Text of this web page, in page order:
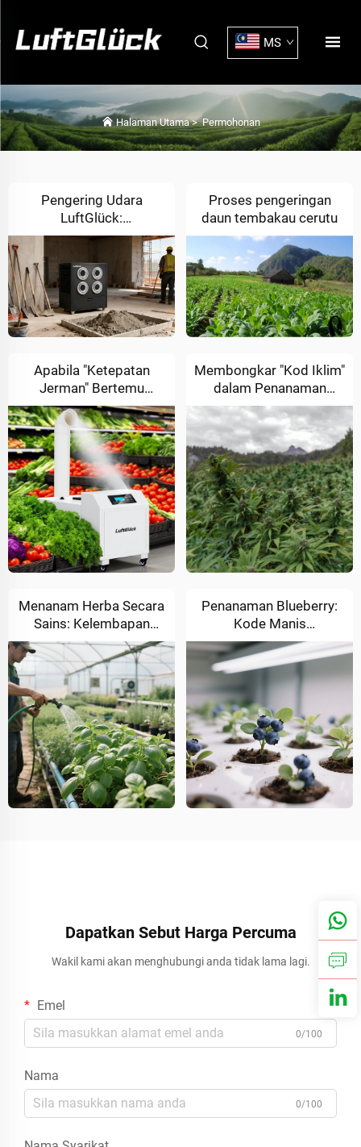
MS
Halaman Utama>Permohonan
Pengering Udara
LuftGlück:
Mempercepat Kemajuan
Pembinaan &
Meningkatkan Kualiti
Binaan untuk Projek
yang Lebih Selamat dan
Cerdas
Proses pengeringan
daun tembakau cerutu
Apabila "Ketepatan
Jerman" Bertemu
Kesegaran: Bagaimana
LuftGlück
Memperpanjang Jangka
Penggunaan Makanan di
Pasar Raya Eropah
Membongkar "Kod Iklim"
dalam Penanaman
Ganja: Bagaimana
Luftglück Membantu
Anda Menguasai
Elemen-elemen
Menanam Herba Secara
Sains: Kelembapan
Menentukan Kepadaian!​​
Penanaman Blueberry:
Kode Manis
Tersembunyi dalam
Kelembapan​​
Dapatkan Sebut Harga Percuma
Wakil kami akan menghubungi anda tidak lama lagi.
Emel
0/100
Nama
0/100